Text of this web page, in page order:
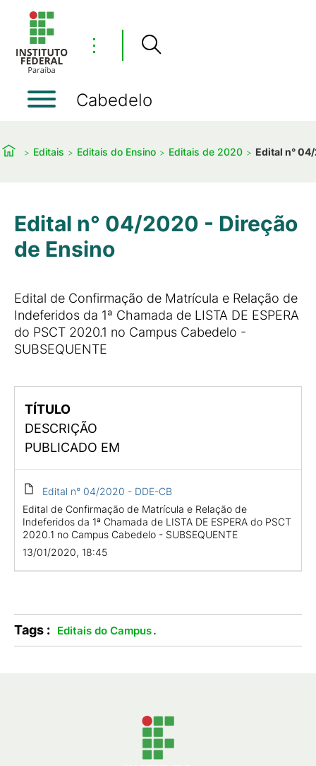
⋮
Cabedelo
Editais Editais do Ensino Editais de 2020 Edital n°
Edital n° 04/2020 - Direção
de Ensino
Edital de Confirmação de Matrícula e Relação de
Indeferidos da 1ª Chamada de LISTA DE ESPERA
do PSCT 2020.1 no Campus Cabedelo -
SUBSEQUENTE
TÍTULO
DESCRIÇÃO
PUBLICADO EM
Edital n° 04/2020 - DDE-CB
Edital de Confirmação de Matrícula e Relação de
Indeferidos da 1ª Chamada de LISTA DE ESPERA do PSCT
2020.1 no Campus Cabedelo - SUBSEQUENTE
13/01/2020, 18:45
Tags : Editais do Campus.